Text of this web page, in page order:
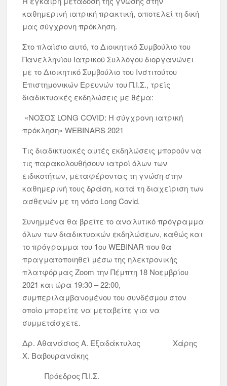
καθημερινή ιατρική πρακτική, αποτελεί τη δική
μας σύγχρονη πρόκληση.
Στο πλαίσιο αυτό, το Διοικητικό Συμβούλιο του
Πανελληνίου Ιατρικού Συλλόγου διοργανώνει
με το Διοικητικό Συμβούλιο του Ινστιτούτου
Επιστημονικών Ερευνών του Π.Ι.Σ., τρείς
διαδικτυακές εκδηλώσεις με θέμα:
«ΝΟΣΟΣ LONG COVID: Η σύγχρονη ιατρική
πρόκληση» WEBINARS 2021
Τις διαδικτυακές αυτές εκδηλώσεις μπορούν να
τις παρακολουθήσουν ιατροί όλων των
ειδικοτήτων, μεταφέροντας τη γνώση στην
καθημερινή τους δράση, κατά τη διαχείριση των
ασθενών με τη νόσο Long Covid.
Συνημμένα θα βρείτε το αναλυτικό πρόγραμμα
όλων των διαδικτυακών εκδηλώσεων, καθώς και
το πρόγραμμα του 1ου WEBINAR που θα
πραγματοποιηθεί μέσω της ηλεκτρονικής
πλατφόρμας Zoom την Πέμπτη 18 Νοεμβρίου
2021 και ώρα 19:30 – 22:00,
συμπεριλαμβανομένου του συνδέσμου στον
οποίο μπορείτε να μεταβείτε για να
συμμετάσχετε.
Δρ. Αθανάσιος Α. Εξαδάκτυλος Χάρης
Χ. Βαβουρανάκης
Πρόεδρος Π.Ι.Σ.